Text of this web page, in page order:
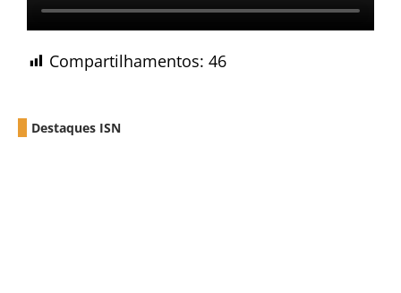
Compartilhamentos: 46
Destaques ISN